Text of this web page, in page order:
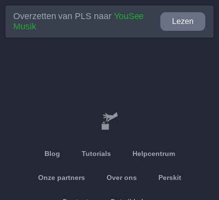
Overzetten van PLS naar YouSee
Musik
Lezen
Blog Tutorials Helpcentrum
Onze partners Over ons Perskit